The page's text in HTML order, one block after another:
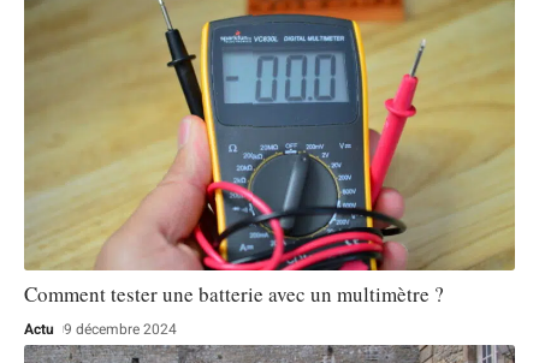
Comment tester une batterie avec un multimètre ?
Actu 9 décembre 2024